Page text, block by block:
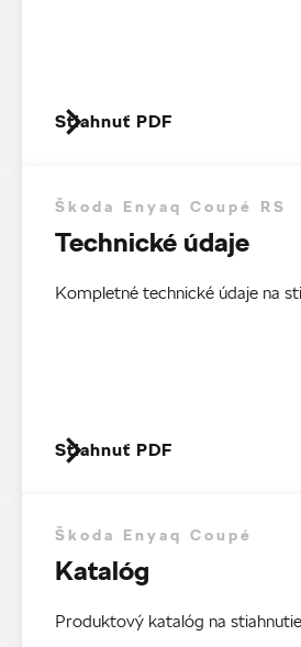
Stiahnuť PDF
Škoda Enyaq Coupé RS
Technické údaje
Kompletné technické údaje na
Stiahnuť PDF
Škoda Enyaq Coupé
Katalóg
Produktový katalóg na stiahnutie